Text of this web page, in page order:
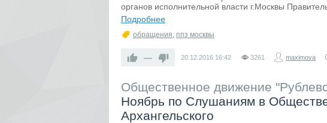
органов исполнительной власти г.Москвы
Подробнее
обращения, ппз москвы
— 20.12.2016 16:42 3261 maximova
Общественное движение
Ноябрь по Слушаниям в
Архангельского